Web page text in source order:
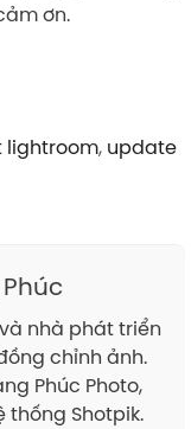
ơn.
lightroom, update
nhà phát triển
chỉnh ảnh.
Phúc Photo,
thống Shotpik.